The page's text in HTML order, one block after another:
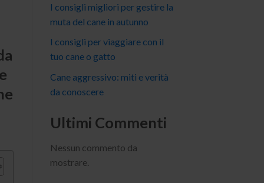
I consigli migliori per gestire la
muta del cane in autunno
I consigli per viaggiare con il
tuo cane o gatto
Cane aggressivo: miti e verità
da conoscere
Ultimi Commenti
Nessun commento da
mostrare.